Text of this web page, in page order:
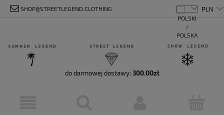
SHOP@STREETLEGEND.CLOTHING
do darmowej dostawy: 300.00zł